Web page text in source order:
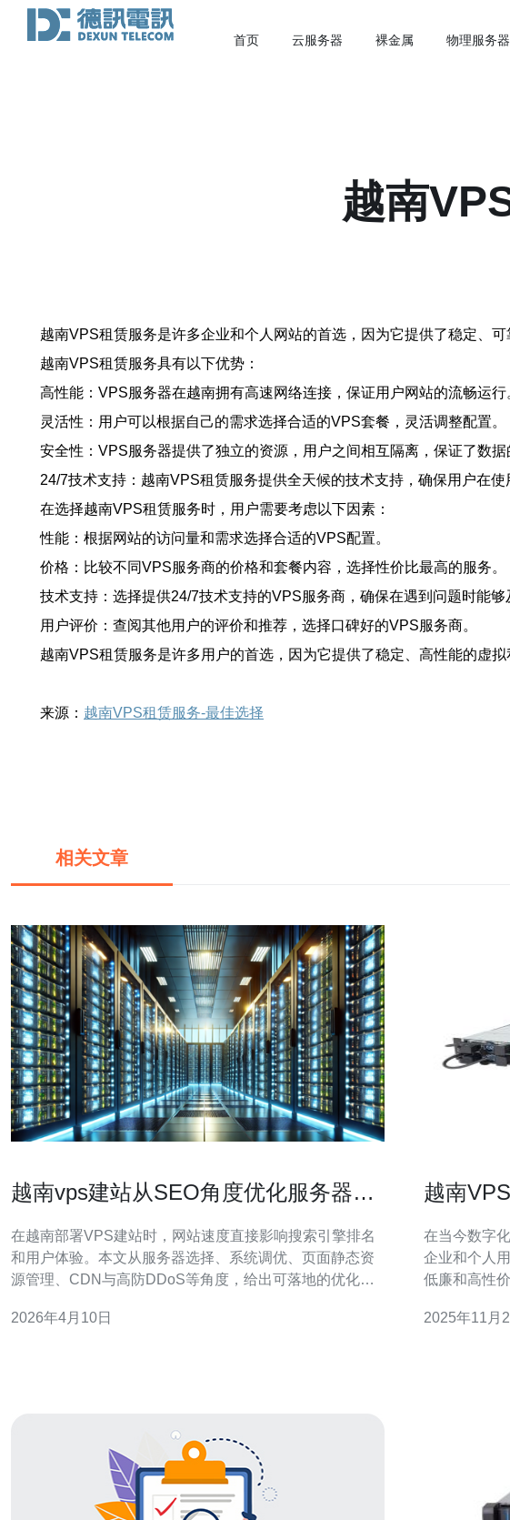
首页 云服务器 裸金属 物理服务器
越南
越南VPS租赁服务是许多企业和个人网站的首选，因为它提供了稳定、
越南VPS租赁服务具有以下优势：
高性能：VPS服务器在越南拥有高速网络连接，保证用户网站的流畅运行
灵活性：用户可以根据自己的需求选择合适的VPS套餐，灵活调整配置。
安全性：VPS服务器提供了独立的资源，用户之间相互隔离，保证了数据
24/7技术支持：越南VPS租赁服务提供全天候的技术支持，确保用户在使
在选择越南VPS租赁服务时，用户需要考虑以下因素：
性能：根据网站的访问量和需求选择合适的VPS配置。
价格：比较不同VPS服务商的价格和套餐内容，选择性价比最高的服务。
技术支持：选择提供24/7技术支持的VPS服务商，确保在遇到问题时能够
用户评价：查阅其他用户的评价和推荐，选择口碑好的VPS服务商。
越南VPS租赁服务是许多用户的首选，因为它提供了稳定、高性能的虚
来源： 越南VPS租赁服务-最佳选择
相关文章
越南vps建站从SEO角度优化服务器和
在越南部署VPS建站时，网站速度直接影响搜索引擎排名
和用户体验。本文从服务器选择、系统调优、页面静态资
源管理、CDN与高防DDoS等角度，给出可落地的优化做
的越南VPS机房和带宽。尽量选择与目标用户地理位置接
2026年4月10日
越南
在当今数字
企业和个人
低廉和高性
来说，越南
2025年11月